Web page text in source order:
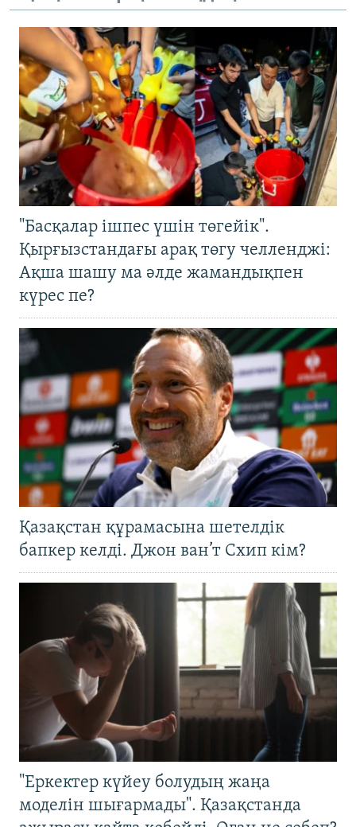
"Басқалар ішпес үшін төгейік".
Қырғызстандағы арақ төгу челленджі:
Ақша шашу ма әлде жамандықпен
күрес пе?
Қазақстан құрамасына шетелдік
бапкер келді. Джон ван’т Схип кім?
"Еркектер күйеу болудың жаңа
моделін шығармады". Қазақстанда